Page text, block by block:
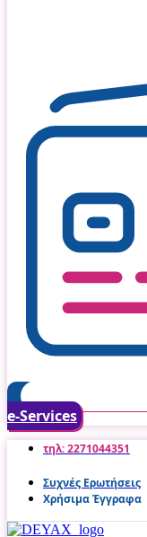
e-Services
τηλ: 2271044351
Συχνές Ερωτήσεις
Χρήσιμα Έγγραφα